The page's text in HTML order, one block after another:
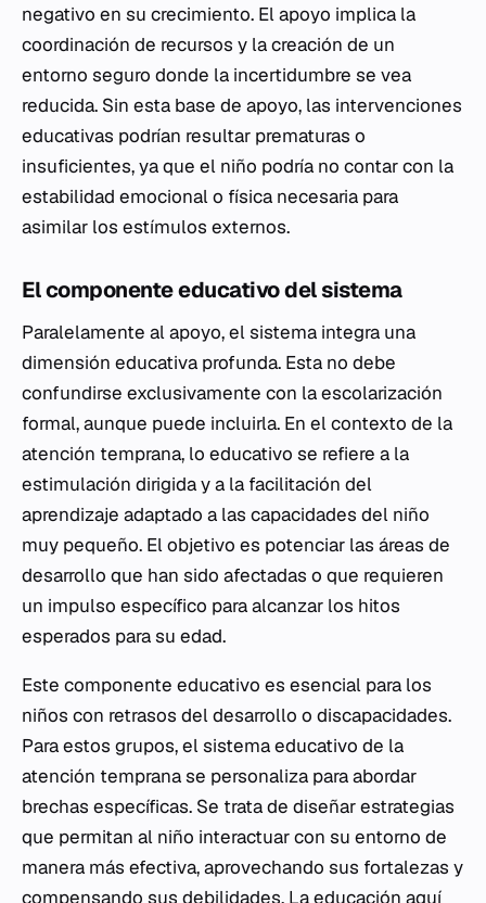
negativo en su crecimiento. El apoyo implica la
coordinación de recursos y la creación de un
entorno seguro donde la incertidumbre se vea
reducida. Sin esta base de apoyo, las intervenciones
educativas podrían resultar prematuras o
insuficientes, ya que el niño podría no contar con la
estabilidad emocional o física necesaria para
asimilar los estímulos externos.
El componente educativo del sistema
Paralelamente al apoyo, el sistema integra una
dimensión educativa profunda. Esta no debe
confundirse exclusivamente con la escolarización
formal, aunque puede incluirla. En el contexto de la
atención temprana, lo educativo se refiere a la
estimulación dirigida y a la facilitación del
aprendizaje adaptado a las capacidades del niño
muy pequeño. El objetivo es potenciar las áreas de
desarrollo que han sido afectadas o que requieren
un impulso específico para alcanzar los hitos
esperados para su edad.
Este componente educativo es esencial para los
niños con retrasos del desarrollo o discapacidades.
Para estos grupos, el sistema educativo de la
atención temprana se personaliza para abordar
brechas específicas. Se trata de diseñar estrategias
que permitan al niño interactuar con su entorno de
manera más efectiva, aprovechando sus fortalezas y
compensando sus debilidades. La educación aquí